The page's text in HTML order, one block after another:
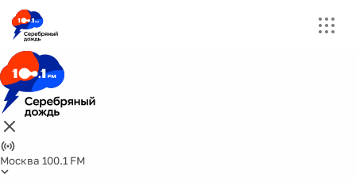
Москва 100.1 FM